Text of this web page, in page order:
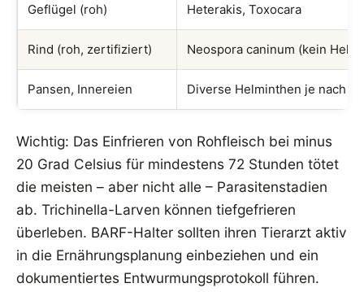
Geflügel (roh) Heterakis, Toxocara
Rind (roh, zertifiziert) Neospora caninum (kein
Pansen, Innereien Diverse Helminthen je nach
Wichtig: Das Einfrieren von Rohfleisch bei minus
20 Grad Celsius für mindestens 72 Stunden tötet
die meisten – aber nicht alle – Parasitenstadien
ab. Trichinella-Larven können tiefgefrieren
überleben. BARF-Halter sollten ihren Tierarzt aktiv
in die Ernährungsplanung einbeziehen und ein
dokumentiertes Entwurmungsprotokoll führen.